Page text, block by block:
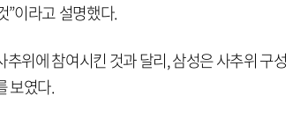
”이라고 설명했다.
위에 참여시킨 것과 달리, 삼성은 사추위 구성
보였다.